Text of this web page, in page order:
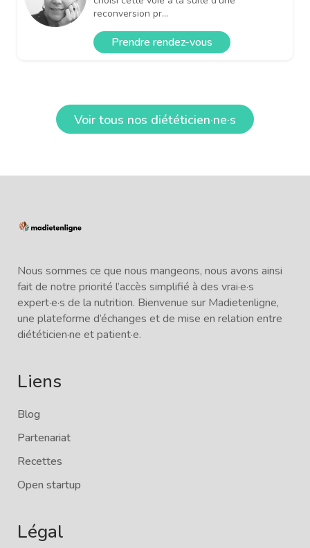
reconversion pr...
Prendre rendez-vous
Voir tous nos diététicien·ne·s
Nous sommes ce que nous mangeons, nous avons ainsi
fait de notre priorité l’accès simplifié à des vrai·e·s
expert·e·s de la nutrition. Bienvenue sur Madietenligne,
une plateforme d’échanges et de mise en relation entre
diététicien·ne et patient·e.
Liens
Blog
Partenariat
Recettes
Open startup
Légal